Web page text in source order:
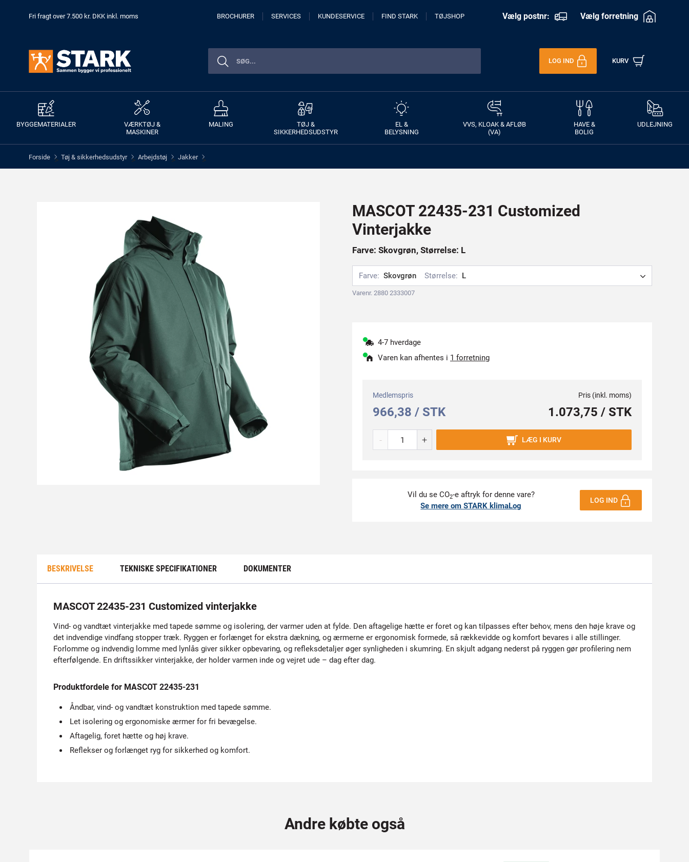
Fri fragt over 7.500 kr. DKK inkl. moms BROCHURER SERVICES KUNDESERVICE FIND STARK TØJSHOP Vælg postnr: Vælg forretning
LOG IND KURV
BYGGEMATERIALER
VÆRKTØJ &
MASKINER
MALING
TØJ &
SIKKERHEDSUDSTYR
EL &
BELYSNING
VVS, KLOAK & AFLØB
(VA)
HAVE &
BOLIG
UDLEJNING
Forside > Tøj & sikkerhedsudstyr > Arbejdstøj > Jakker >
MASCOT 22435-231 Customized
Vinterjakke
Farve: Skovgrøn, Størrelse: L
Farve: Skovgrøn Størrelse: L
Varenr. 2880 2333007
4-7 hverdage
Varen kan afhentes i 1 forretning
Medlemspris
966,38 / STK
Pris (inkl. moms)
1.073,75 / STK
- + LÆG I KURV
Vil du se CO2-e aftryk for denne vare?
Se mere om STARK klimaLog
LOG IND
BESKRIVELSE TEKNISKE SPECIFIKATIONER DOKUMENTER
MASCOT 22435-231 Customized vinterjakke
Vind- og vandtæt vinterjakke med tapede sømme og isolering, der varmer uden at fylde. Den aftagelige hætte er foret og kan tilpasses efter behov, mens den høje krave og
det indvendige vindfang stopper træk. Ryggen er forlænget for ekstra dækning, og ærmerne er ergonomisk formede, så rækkevidde og komfort bevares i alle stillinger.
Forlomme og indvendig lomme med lynlås giver sikker opbevaring, og refleksdetaljer øger synligheden i skumring. En skjult adgang nederst på ryggen gør profilering nem
efterfølgende. En driftssikker vinterjakke, der holder varmen inde og vejret ude – dag efter dag.
Produktfordele for MASCOT 22435-231
Åndbar, vind- og vandtæt konstruktion med tapede sømme.
Let isolering og ergonomiske ærmer for fri bevægelse.
Aftagelig, foret hætte og høj krave.
Reflekser og forlænget ryg for sikkerhed og komfort.
Andre købte også